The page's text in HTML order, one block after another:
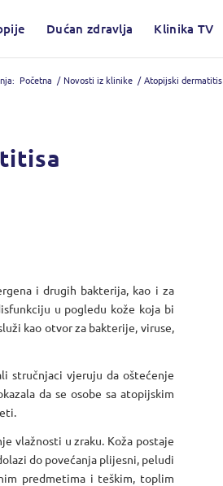
Dućan zdravlja Klinika TV
Početna / Novosti iz klinike / Atopijski dermatitis
i drugih bakterija, kao i za
u pogledu kože koja bi
kao otvor za bakterije, viruse,
stručnjaci vjeruju da oštećenje
da se osobe sa atopijskim
vlažnosti u zraku. Koža postaje
do povećanja plijesni, peludi
predmetima i teškim, toplim